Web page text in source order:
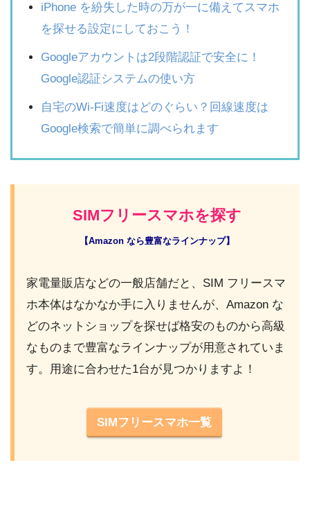
iPhone を紛失した時の万が一に備えてスマホ
を探せる設定にしておこう！
Googleアカウントは2段階認証で安全に！
Google認証システムの使い方
自宅のWi-Fi速度はどのぐらい？回線速度は
Google検索で簡単に調べられます
SIMフリースマホを探す
【Amazon なら豊富なラインナップ】
家電量販店などの一般店舗だと、SIM フリースマ
ホ本体はなかなか手に入りませんが、Amazon な
どのネットショップを探せば格安のものから高級
なものまで豊富なラインナップが用意されていま
す。用途に合わせた1台が見つかりますよ！
SIMフリースマホ一覧